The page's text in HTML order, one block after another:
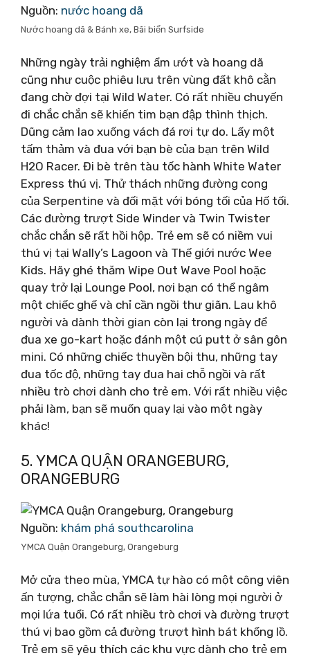
Nguồn: nước hoang dã
Nước hoang dã & Bánh xe, Bãi biển Surfside
Những ngày trải nghiệm ẩm ướt và hoang dã
cũng như cuộc phiêu lưu trên vùng đất khô cằn
đang chờ đợi tại Wild Water. Có rất nhiều chuyến
đi chắc chắn sẽ khiến tim bạn đập thình thịch.
Dũng cảm lao xuống vách đá rơi tự do. Lấy một
tấm thảm và đua với bạn bè của bạn trên Wild
H2O Racer. Đi bè trên tàu tốc hành White Water
Express thú vị. Thử thách những đường cong
của Serpentine và đối mặt với bóng tối của Hố tối.
Các đường trượt Side Winder và Twin Twister
chắc chắn sẽ rất hồi hộp. Trẻ em sẽ có niềm vui
thú vị tại Wally’s Lagoon và Thế giới nước Wee
Kids. Hãy ghé thăm Wipe Out Wave Pool hoặc
quay trở lại Lounge Pool, nơi bạn có thể ngâm
một chiếc ghế và chỉ cần ngồi thư giãn. Lau khô
người và dành thời gian còn lại trong ngày để
đua xe go-kart hoặc đánh một cú putt ở sân gôn
mini. Có những chiếc thuyền bội thu, những tay
đua tốc độ, những tay đua hai chỗ ngồi và rất
nhiều trò chơi dành cho trẻ em. Với rất nhiều việc
phải làm, bạn sẽ muốn quay lại vào một ngày
khác!
5. YMCA QUẬN ORANGEBURG,
ORANGEBURG
Nguồn: khám phá southcarolina
YMCA Quận Orangeburg, Orangeburg
Mở cửa theo mùa, YMCA tự hào có một công viên
ấn tượng, chắc chắn sẽ làm hài lòng mọi người ở
mọi lứa tuổi. Có rất nhiều trò chơi và đường trượt
thú vị bao gồm cả đường trượt hình bát khổng lồ.
Trẻ em sẽ yêu thích các khu vực dành cho trẻ em